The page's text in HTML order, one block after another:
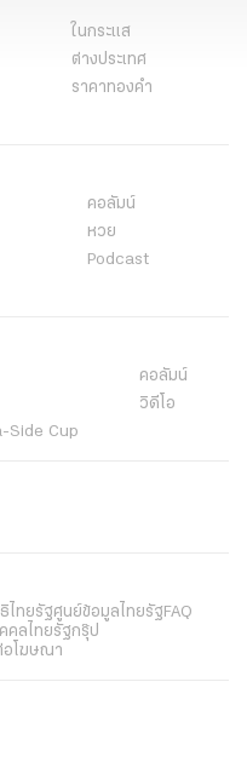
ในกระแส
ต่างประเทศ
ราคาทองคำ
คอลัมน์
หวย
Podcast
คอลัมน์
วิดีโอ
Side Cup
ไทยรัฐศูนย์ข้อมูลไทยรัฐFAQ
คลไทยรัฐกรุ๊ป
อโฆษณา